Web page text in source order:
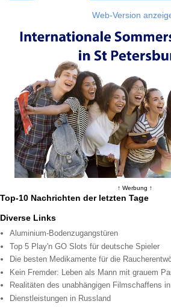
Web-Version
↑ Werbung ↑
Top-10 Nachrichten der letzten Tage
Diverse Links
Aluminium-Bodenzugangstüren
Top 5 Play'n GO Slots für deutsche Spieler
Die besten Medikamente für die
Kein Fremder: Leben als Mann mit grauem
Realitäten des unabhängigen Filmschaffens
Dienstleistungen in Russland